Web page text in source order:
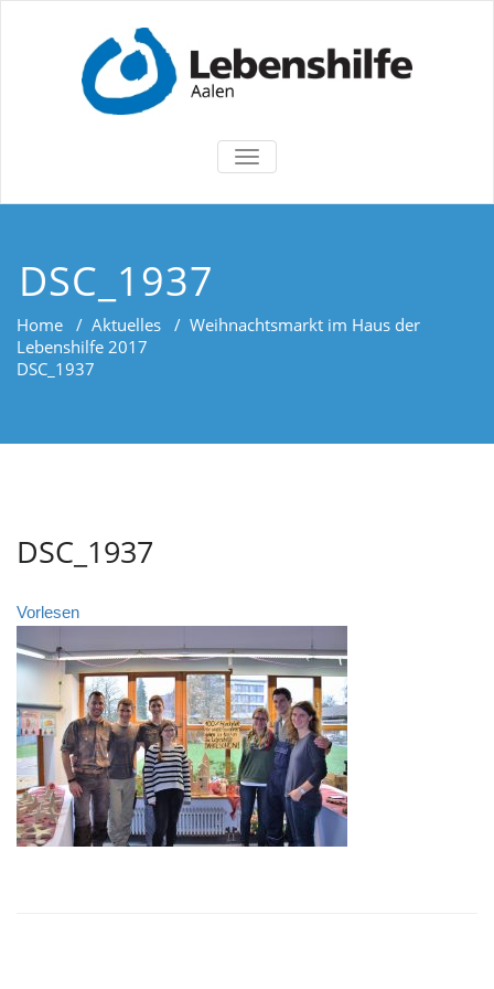
TOGGLE
DSC_1937
Home / Aktuelles / Weihnachtsmarkt im Haus der
Lebenshilfe 2017
DSC_1937
DSC_1937
Vorlesen